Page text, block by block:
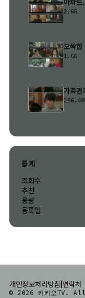
아파
2.6G
오싹
1.6G
가족
296.4M
통계
조회수
추천
용량
등록일
개인정보처리방침 연락처
© 2026 카카오TV.